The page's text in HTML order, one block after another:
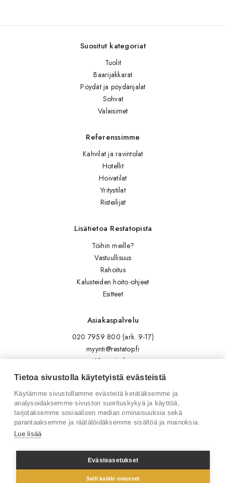
Suositut kategoriat
Tuolit
Baarijakkarat
Pöydät ja pöydänjalat
Sohvat
Valaisimet
Referenssimme
Kahvilat ja ravintolat
Hotellit
Hoivatilat
Yritystilat
Risteilijät
Lisätietoa Restatopista
Töihin meille?
Vastuullisuus
Rahoitus
Kalusteiden hoito-ohjeet
Esitteet
Asiakaspalvelu
020 7959 800 (ark. 9-17)
myynti@restatop.fi
Yhteystiedot
Lähetä viesti
Seuraa meitä
Tilaa uutiskirje
Facebook
Tietoa sivustolla käytetyistä evästeistä
Käytämme sivustollamme evästeitä kerätäksemme ja
analysoidaksemme sivuston suorituskykyä ja käyttöä,
tarjotaksemme sosiaalisen median ominaisuuksia sekä
parantaaksemme ja räätälöidäksemme sisältöä ja mainoksia.
Lue lisää
Evästeasetukset
Salli kaikki evästeet